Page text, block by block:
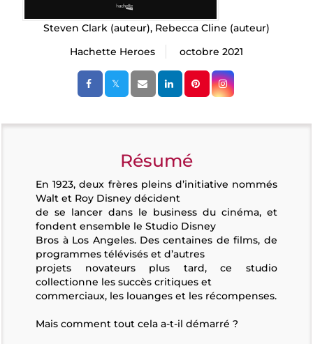
Steven Clark (auteur), Rebecca Cline (auteur)
Hachette Heroes
octobre 2021
Résumé
En 1923, deux frères pleins d’initiative nommés
Walt et Roy Disney décident
de se lancer dans le business du cinéma, et
fondent ensemble le Studio Disney
Bros à Los Angeles. Des centaines de films, de
programmes télévisés et d’autres
projets novateurs plus tard, ce studio
collectionne les succès critiques et
commerciaux, les louanges et les récompenses.
Mais comment tout cela a-t-il démarré ?